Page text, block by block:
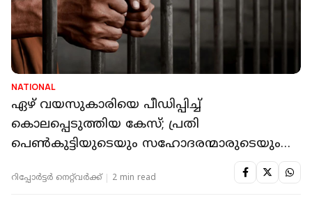
NATIONAL
ഏഴ് വയസുകാരിയെ പീഡിപ്പിച്ച്
കൊലപ്പെടുത്തിയ കേസ്; പ്രതി
പെൺകുട്ടിയുടെയും സഹോദരന്മാരുടെയും
റിപ്പോർട്ടർ നെറ്റ്‌വര്‍ക്ക്‌ 2 min read